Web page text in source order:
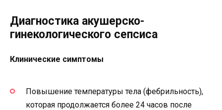
Диагностика акушерско-
гинекологического сепсиса
Клинические симптомы
Повышение температуры тела (фебрильность),
которая продолжается более 24 часов после